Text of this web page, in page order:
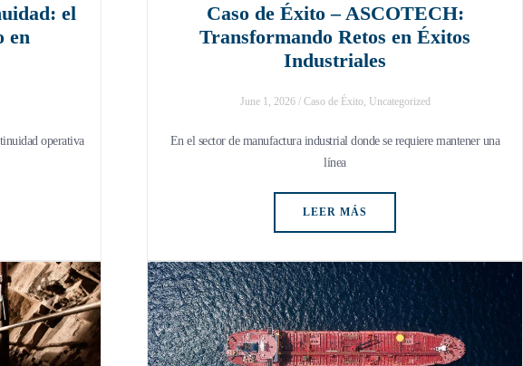
el
en
operativa
Caso de Éxito – ASCOTECH:
Transformando Retos en Éxitos
Industriales
June 1, 2026 / Caso de Éxito, Uncategorized
En el sector de manufactura industrial donde se requiere mantener una
línea
LEER MÁS